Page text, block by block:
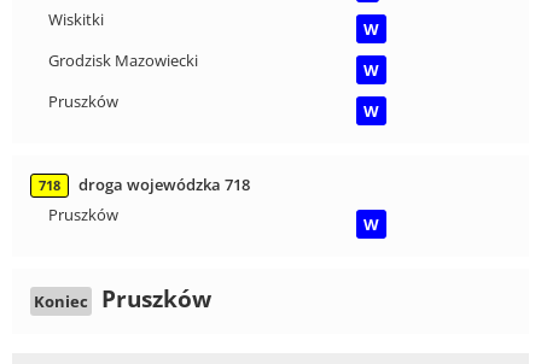
Wiskitki
W
Grodzisk Mazowiecki
W
Pruszków
W
718
droga wojewódzka 718
Pruszków
W
Koniec Pruszków